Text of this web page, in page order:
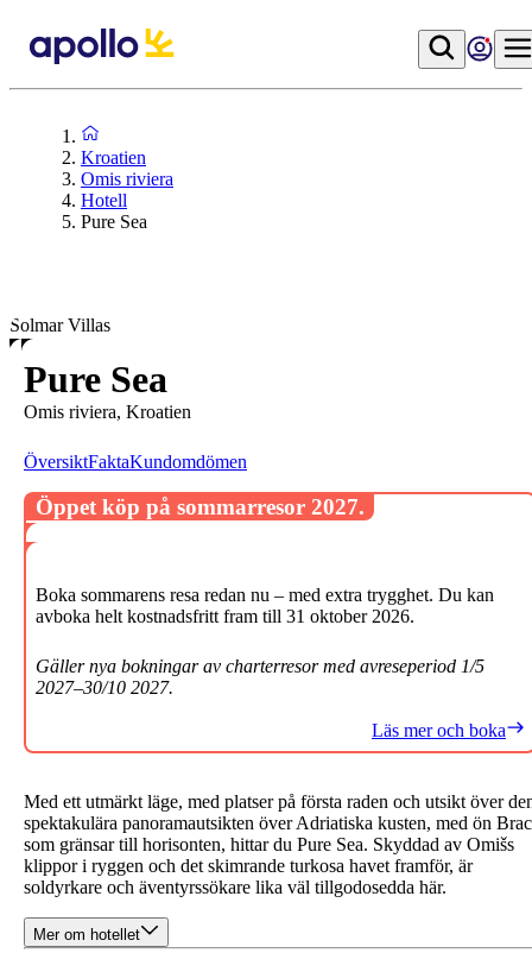
Kroatien
Omis riviera
Hotell
Pure Sea
Solmar Villas
Pure Sea
Omis riviera, Kroatien
ÖversiktFaktaKundomdömen
Med ett utmärkt läge, med platser på första raden och utsikt över
spektakulära panoramautsikten över Adriatiska kusten, med ön Brac
som gränsar till horisonten, hittar du Pure Sea. Skyddad av Omišs
klippor i ryggen och det skimrande turkosa havet framför, är
soldyrkare och äventyrssökare lika väl tillgodosedda här.
Mer om hotellet
Öppet köp på sommarresor 2027.
Boka sommarens resa redan nu – med extra trygghet. Du kan
avboka helt kostnadsfritt fram till 31 oktober 2026.
Gäller nya bokningar av charterresor med avreseperiod 1/5
2027–30/10 2027.
Läs mer och boka